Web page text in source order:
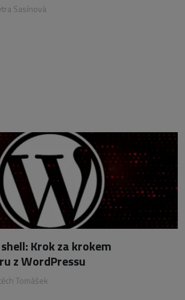
Sasínová
Krok za krokem
z WordPressu
Tomášek